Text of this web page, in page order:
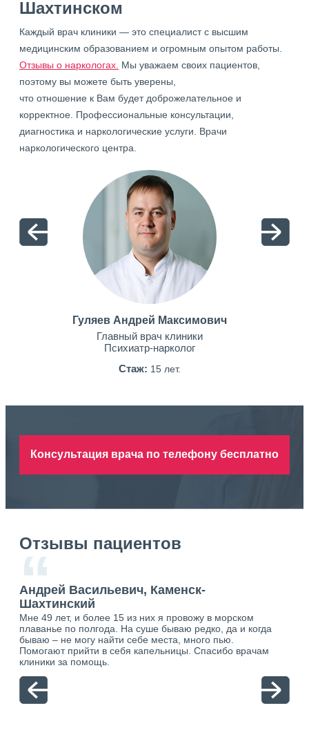
Шахтинском
Каждый врач клиники — это специалист с высшим
медицинским образованием и огромным опытом работы.
Отзывы о наркологах. Мы уважаем своих пациентов,
поэтому вы можете быть уверены,
что отношение к Вам будет доброжелательное и
корректное. Профессиональные консультации,
диагностика и наркологические услуги. Врачи
наркологического центра.
Гуляев Андрей Максимович
Главный врач клиники
Психиатр-нарколог
Стаж: 15 лет.
Консультация врача по телефону бесплатно
Отзывы пациентов
“
Андрей Васильевич, Каменск-
Шахтинский
Мне 49 лет, и более 15 из них я провожу в морском
плаванье по полгода. На суше бываю редко, да и когда
бываю – не могу найти себе места, много пью.
Помогают прийти в себя капельницы. Спасибо врачам
клиники за помощь.